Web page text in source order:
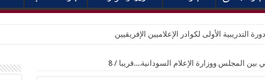
التدريبية الأولى لكوادر الإعلاميين الإفريقيين
بين المجلس ووزارة الإعلام السودانية....قريبا /
8